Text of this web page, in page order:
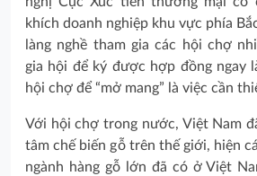
khích doanh nghiệp khu vực phía
làng nghề tham gia các hội chợ
gia hội để ký được hợp đồng ngay
hội chợ để “mở mang” là việc cần
Với hội chợ trong nước, Việt Nam
tâm chế biến gỗ trên thế giới, hiện
ngành hàng gỗ lớn đã có ở Việt